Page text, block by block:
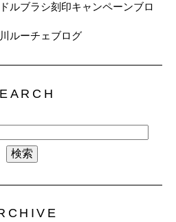
ルブラシ刻印キャンペーンブロ
ルーチェブログ